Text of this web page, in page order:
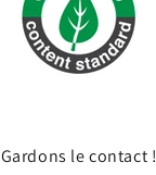
Gardons le contact !